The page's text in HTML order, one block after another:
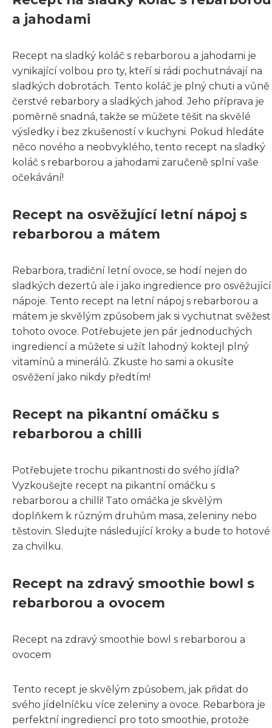
a jahodami
Recept na sladký koláč s rebarborou a jahodami je
vynikající volbou pro ty, kteří si rádi pochutnávají na
sladkých dobrotách. Tento koláč je plný chuti a vůně
čerstvé rebarbory a sladkých jahod. Jeho příprava je
poměrně snadná, takže se můžete těšit na skvělé
výsledky i bez zkušeností v kuchyni. Pokud hledáte
něco nového a neobvyklého, tento recept na sladký
koláč s rebarborou a jahodami zaručeně splní vaše
očekávání!
Recept na osvěžující letní nápoj s
rebarborou a mátem
Rebarbora, tradiční letní ovoce, se hodí nejen do
sladkých dezertů ale i jako ingredience pro osvěžující
nápoje. Tento recept na letní nápoj s rebarborou a
mátem je skvělým způsobem jak si vychutnat svěžest
tohoto ovoce. Potřebujete jen pár jednoduchých
ingrediencí a můžete si užít lahodný koktejl plný
vitamínů a minerálů. Zkuste ho sami a okusíte
osvěžení jako nikdy předtím!
Recept na pikantní omáčku s
rebarborou a chilli
Potřebujete trochu pikantnosti do svého jídla?
Vyzkoušejte recept na pikantní omáčku s
rebarborou a chilli! Tato omáčka je skvělým
doplňkem k různým druhům masa, zeleniny nebo
těstovin. Sledujte následující kroky a bude to hotové
za chvilku.
Recept na zdravý smoothie bowl s
rebarborou a ovocem
Recept na zdravý smoothie bowl s rebarborou a
ovocem
Tento recept je skvělým způsobem, jak přidat do
svého jídelníčku více zeleniny a ovoce. Rebarbora je
perfektní ingrediencí pro toto smoothie, protože